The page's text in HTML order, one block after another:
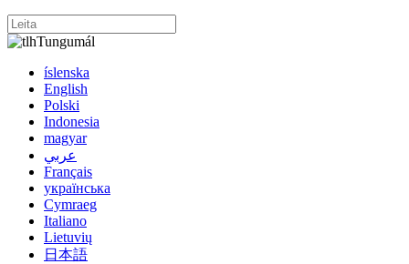
Tungumál
íslenska
English
Polski
Indonesia
magyar
عربي
Français
українська
Cymraeg
Italiano
Lietuvių
日本語